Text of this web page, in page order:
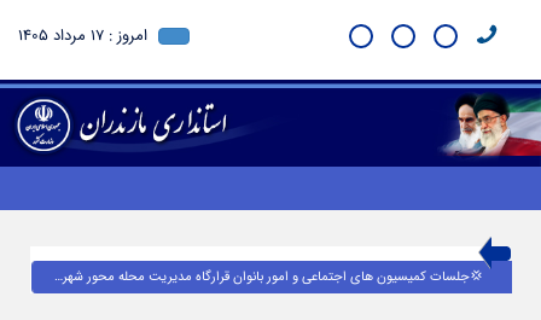
امروز : 17 مرداد 1405
💢جلسات کمیسیون های اجتماعی و امور بانوان قرارگاه مدیریت محله محور شهرستان چالوس؛